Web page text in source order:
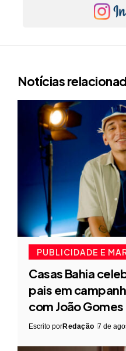
Notícias
PUBLICIDADE E
Casas Bahia
pais em
com João Gomes
Escrito porRedação 7 de